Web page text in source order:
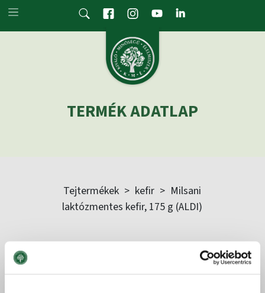
Skip to main content
TERMÉK ADATLAP
Tejtermékek > kefir > Milsani
laktózmentes kefir, 175 g (ALDI)